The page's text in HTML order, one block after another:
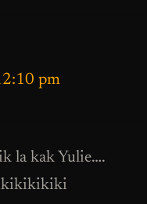
pm
la kak Yulie….